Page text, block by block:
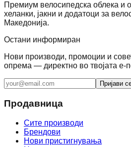
Премиум велосипедска облека и
хеланки, јакни и додатоци за
Македонија.
Остани информиран
Нови производи, промоции и
опрема — директно во твојата е-
Пријави
Продавница
Сите производи
Брендови
Нови пристигнувања